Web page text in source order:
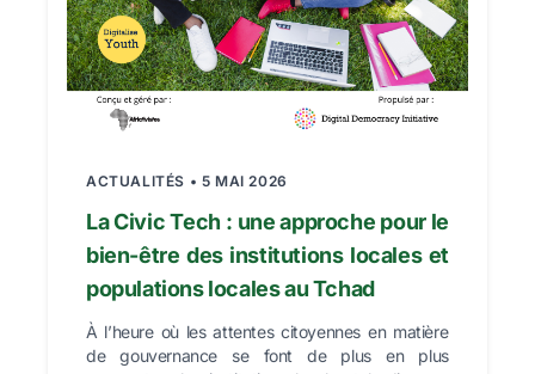
ACTUALITÉS • 5 MAI 2026
La Civic Tech : une approche pour le
bien-être des institutions locales et
populations locales au Tchad
À l’heure où les attentes citoyennes en matière
de gouvernance se font de plus en plus